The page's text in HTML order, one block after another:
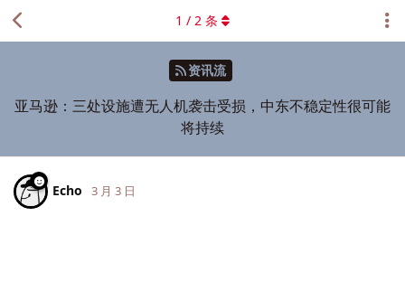
资讯流
亚马逊：三处设施遭无人机袭击受损，中东不稳定性很可能
将持续
1 / 2 条
Echo 3 月 3 日